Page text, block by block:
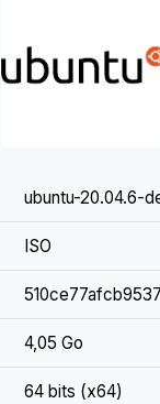
ubuntu-20.04.6-
ISO
4,05 Go
64 bits (x64)